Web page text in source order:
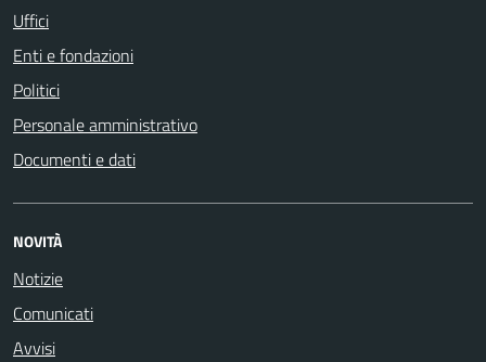
Uffici
Enti e fondazioni
Politici
Personale amministrativo
Documenti e dati
NOVITÀ
Notizie
Comunicati
Avvisi